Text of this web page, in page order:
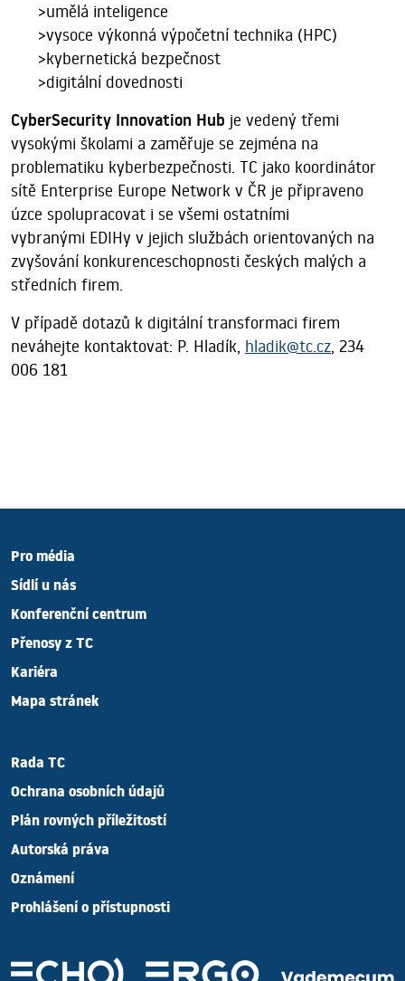
>umělá inteligence
>vysoce výkonná výpočetní technika (HPC)
>kybernetická bezpečnost
>digitální dovednosti
CyberSecurity Innovation Hub je vedený třemi
vysokými školami a zaměřuje se zejména na
problematiku kyberbezpečnosti. TC jako koordinátor
sítě Enterprise Europe Network v ČR je připraveno
úzce spolupracovat i se všemi ostatními
vybranými EDIHy v jejich službách orientovaných na
zvyšování konkurenceschopnosti českých malých a
středních firem.
V případě dotazů k digitální transformaci firem
neváhejte kontaktovat: P. Hladík, hladik@tc.cz, 234
006 181
Pro média
Sídlí u nás
Konferenční centrum
Přenosy z TC
Kariéra
Mapa stránek
Rada TC
Ochrana osobních údajů
Plán rovných příležitostí
Autorská práva
Oznámení
Prohlášení o přístupnosti